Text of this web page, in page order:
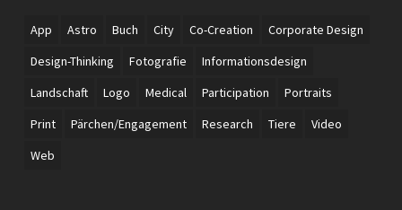
App Astro Buch City Co-Creation
Corporate Design
Design-Thinking
Fotografie
Informationsdesign
Landschaft
Logo Medical Participation
Portraits
Print
Pärchen/Engagement Research Tiere
Video
Web